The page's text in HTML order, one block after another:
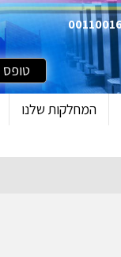
המחלקות שלנו